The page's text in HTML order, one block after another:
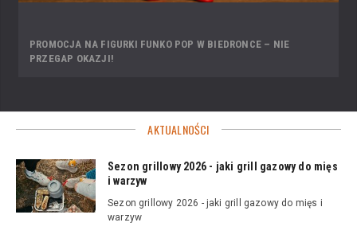
PROMOCJA NA FIGURKI FUNKO POP W BIEDRONCE – NIE
PRZEGAP OKAZJI!
AKTUALNOŚCI
Sezon grillowy 2026 - jaki grill gazowy do mięs
i warzyw
Sezon grillowy 2026 - jaki grill gazowy do mięs i
warzyw